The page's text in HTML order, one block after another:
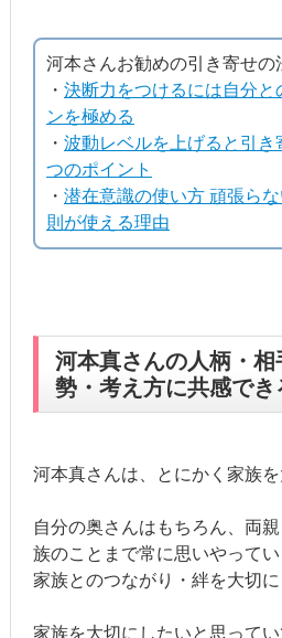
河本さんお勧めの引き寄せの
・ 決断力をつけるには自分と
ンを極める
・ 波動レベルを上げると引き
つのポイント
・ 潜在意識の使い方 頑張ら
則が使える理由
河本真さんの人柄・
勢・考え方に共感でき
河本真さんは、とにかく家族を
自分の奥さんはもちろん、両
族のことまで常に思いやって
家族とのつながり・絆を大切に
家族を大切にしたいと思って